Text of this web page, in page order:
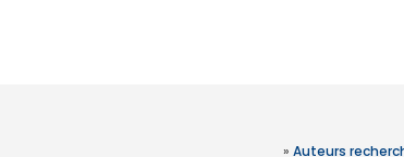
» Auteurs